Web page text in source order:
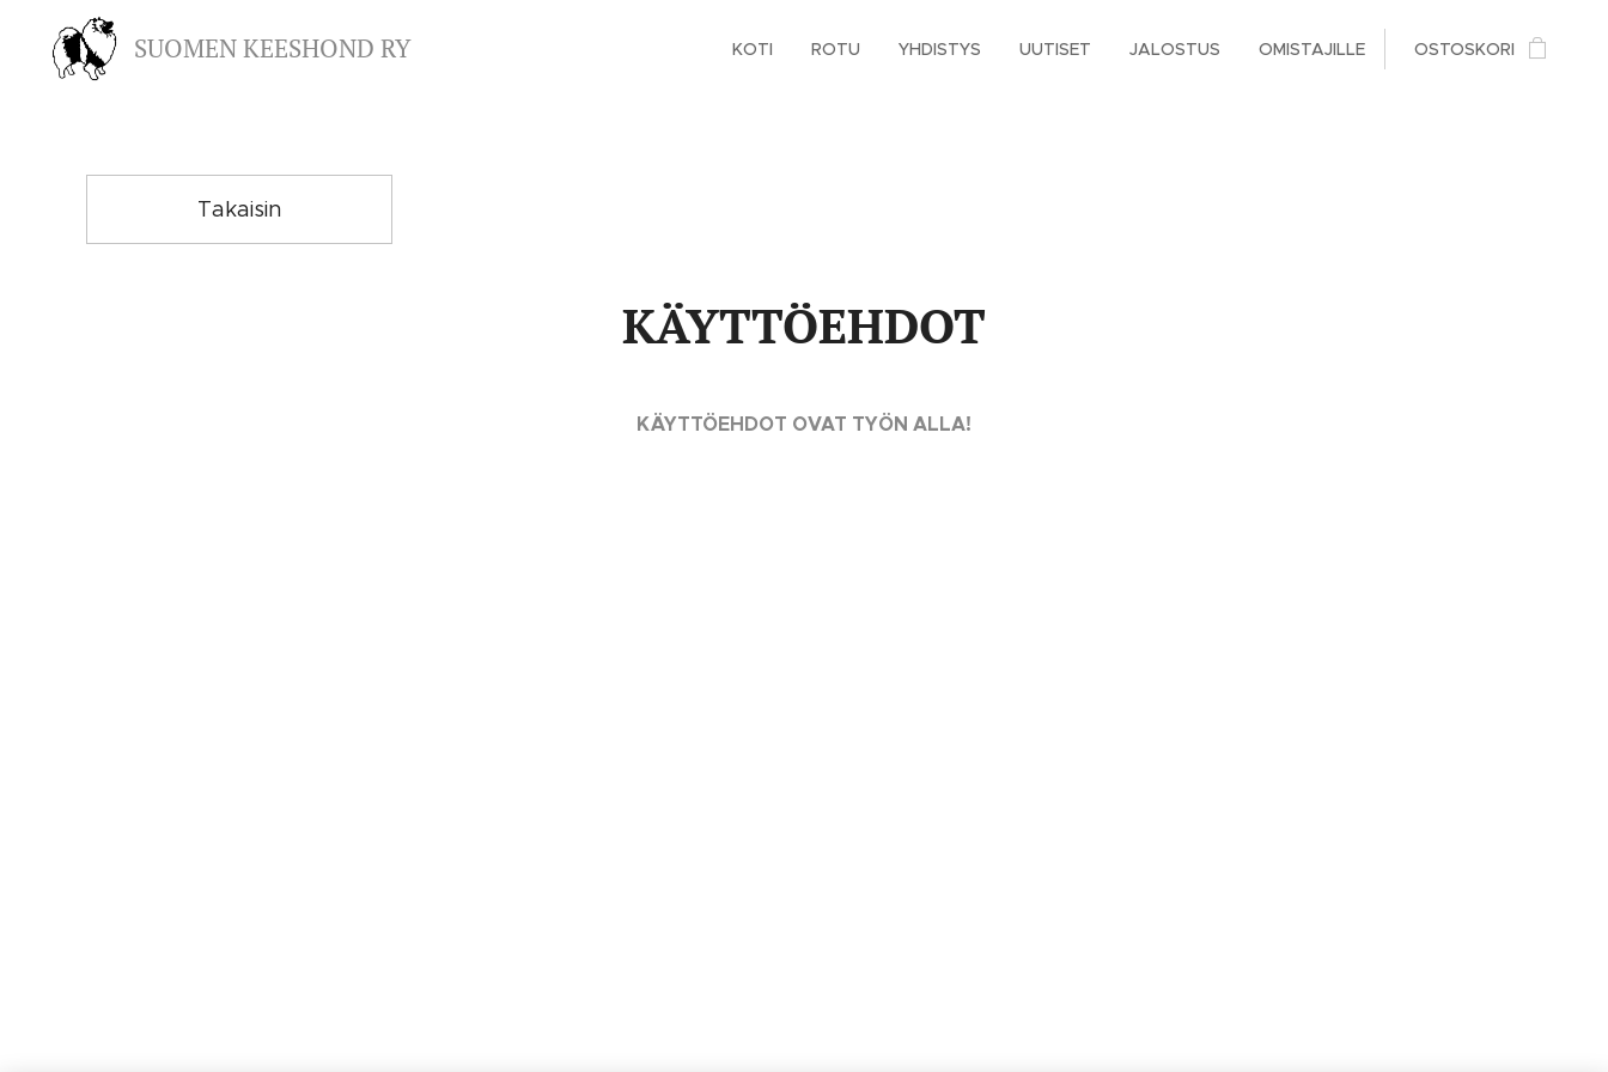
SUOMEN KEESHOND RY KOTI ROTU YHDISTYS UUTISET JALOSTUS OMISTAJILLE OSTOSKORI
Takaisin
KÄYTTÖEHDOT
KÄYTTÖEHDOT OVAT TYÖN ALLA!